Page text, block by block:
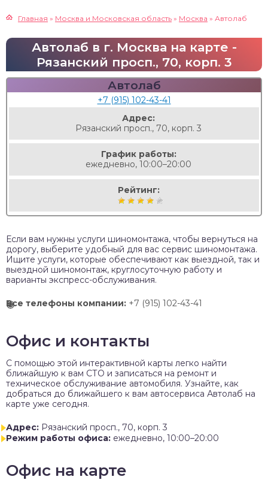
Главная » Москва и Московская область » Москва » Автолаб
Автолаб в г. Москва на карте -
Рязанский просп., 70, корп. 3
Автолаб
+7 (915) 102-43-41
Адрес:
Рязанский просп., 70, корп. 3
График работы:
ежедневно, 10:00–20:00
Рейтинг:
Если вам нужны услуги шиномонтажа, чтобы вернуться на
дорогу, выберите удобный для вас сервис шиномонтажа.
Ищите услуги, которые обеспечивают как выездной, так и
выездной шиномонтаж, круглосуточную работу и
варианты экспресс-обслуживания.
Все телефоны компании: +7 (915) 102-43-41
Офис и контакты
C помощью этой интерактивной карты легко найти
ближайшую к вам СТО и записаться на ремонт и
техническое обслуживание автомобиля. Узнайте, как
добраться до ближайшего к вам автосервиса Автолаб на
карте уже сегодня.
Адрес: Рязанский просп., 70, корп. 3
Режим работы офиса: ежедневно, 10:00–20:00
Офис на карте